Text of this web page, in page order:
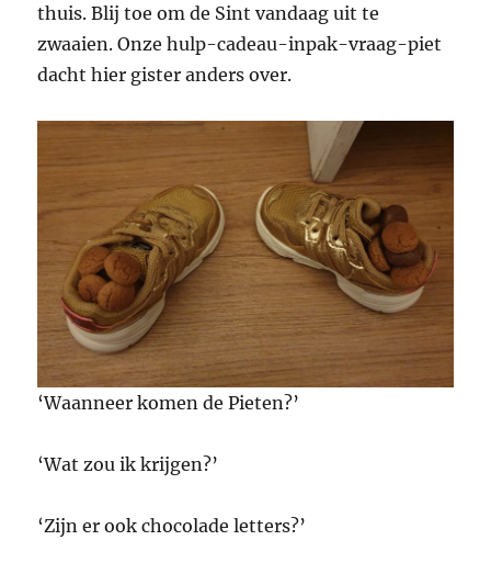
thuis. Blij toe om de Sint vandaag uit te
zwaaien. Onze hulp-cadeau-inpak-vraag-piet
dacht hier gister anders over.
‘Waanneer komen de Pieten?’
‘Wat zou ik krijgen?’
‘Zijn er ook chocolade letters?’